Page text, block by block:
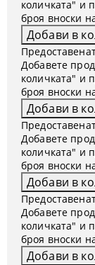
количката" и
броя вноски
Добавете
количката" и
броя вноски
Добавете
количката" и
броя вноски
Добавете
количката" и
броя вноски